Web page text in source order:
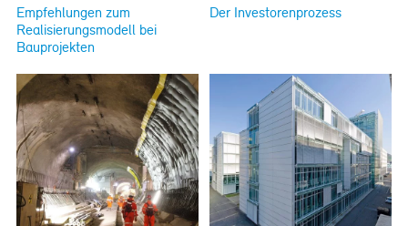
Empfehlungen zum
Realisierungsmodell bei
Bauprojekten
Der Investorenprozess